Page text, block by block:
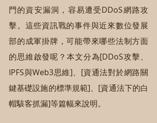
門的資安漏洞，容易遭受DDoS網路攻
擊。這些資訊戰的事件與近來數位發展
部的成軍掛牌，可能帶來哪些法制方面
的思維啟發呢？本文分為[DDoS攻擊、
IPFS與Web3思維]、[資通法對於網路關
鍵基礎設施的標準規範]、[資通法下的白
帽駭客抓漏]等篇幅來說明。